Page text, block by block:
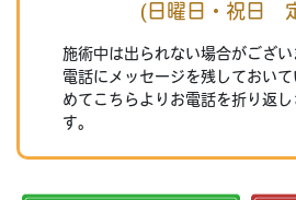
(日曜日・祝日
施術中は出られない場合がござ
電話にメッセージを残しておい
めてこちらよりお電話を折り返
す。